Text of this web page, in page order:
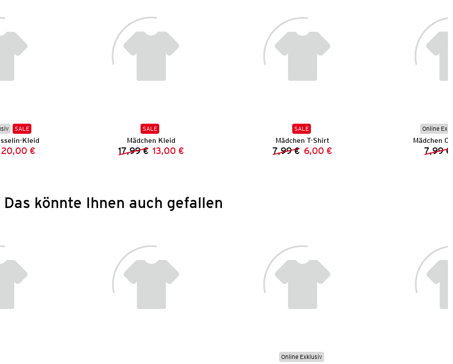
SALE
Kleid
Preis:
Preis:
20,00 €
SALE
Mädchen Kleid
Vorheriger Preis:
17,99 € Neuer Preis:
13,00 €
SALE
Mädchen T-Shirt
Vorheriger Preis:
7,99 € Neuer Preis:
6,00 €
Online
Mädchen
7,99 €
Das könnte Ihnen auch gefallen
Online Exklusiv